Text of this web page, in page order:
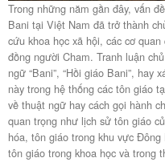
​Trong những năm gần đây, vấn
Bani tại Việt Nam đã trở thành
cứu khoa học xã hội, các cơ
đồng người Cham. Tranh luận
ngữ “Bani”, “Hồi giáo Bani”,
này trong hệ thống các tôn giáo
về thuật ngữ hay cách gọi hành
quan trọng như lịch sử tôn giáo
hóa, tôn giáo trong khu vực
tôn giáo trong khoa học và trong